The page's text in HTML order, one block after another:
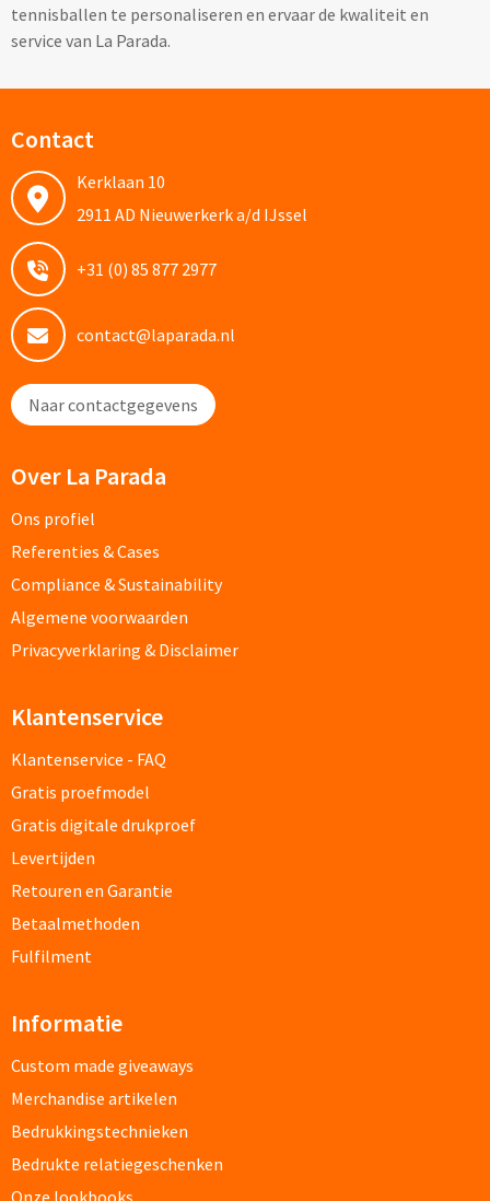
Memo sets bedrukken
Kubusblokken bedrukken
Custom made
Custom made notitieboekjes
Custom made schrijfblokken
Custom made memoblaadjes
Custom made muismatten
Kantoor artikelen
Agenda's bedrukken
Bureau onderleggers bedrukken
Bureaulampen bedrukken
Linialen bedrukken
Pen etui's bedrukken
Pennenhouders bedrukken
Overige bureau artikelen
Paraplu's
Automatische paraplu's bedrukken
Stormparaplu's bedrukken
tennisballen te personaliseren en ervaar de kwaliteit en
service van La Parada.
Contact
Kerklaan 10
2911 AD Nieuwerkerk a/d IJssel
+31 (0) 85 877 2977
contact@laparada.nl
Naar contactgegevens
Over La Parada
Ons profiel
Referenties & Cases
Compliance & Sustainability
Algemene voorwaarden
Privacyverklaring & Disclaimer
Klantenservice
Klantenservice - FAQ
Gratis proefmodel
Gratis digitale drukproef
Levertijden
Retouren en Garantie
Betaalmethoden
Fulfilment
Informatie
Custom made giveaways
Merchandise artikelen
Bedrukkingstechnieken
Bedrukte relatiegeschenken
Onze lookbooks